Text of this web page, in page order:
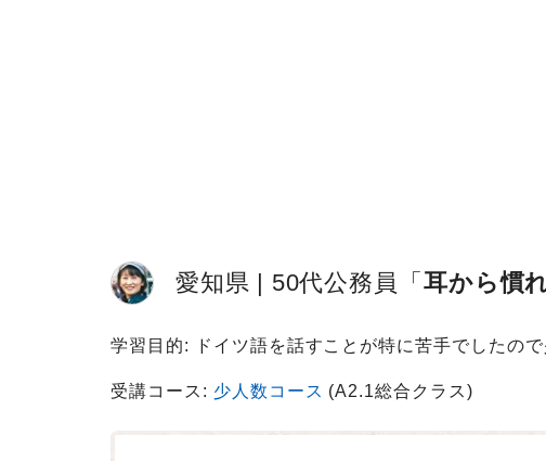
愛知県 50代公務員 耳から慣
学習目的: ドイツ語を話すことが特に苦手でしたの
受講コース: 少人数コース (A2.1総合クラス)